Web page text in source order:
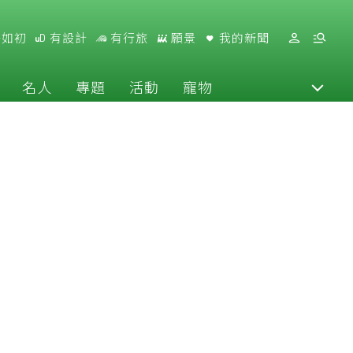
初 有設計 有行旅 願景 我的新聞
名人 專題 活動 寵物